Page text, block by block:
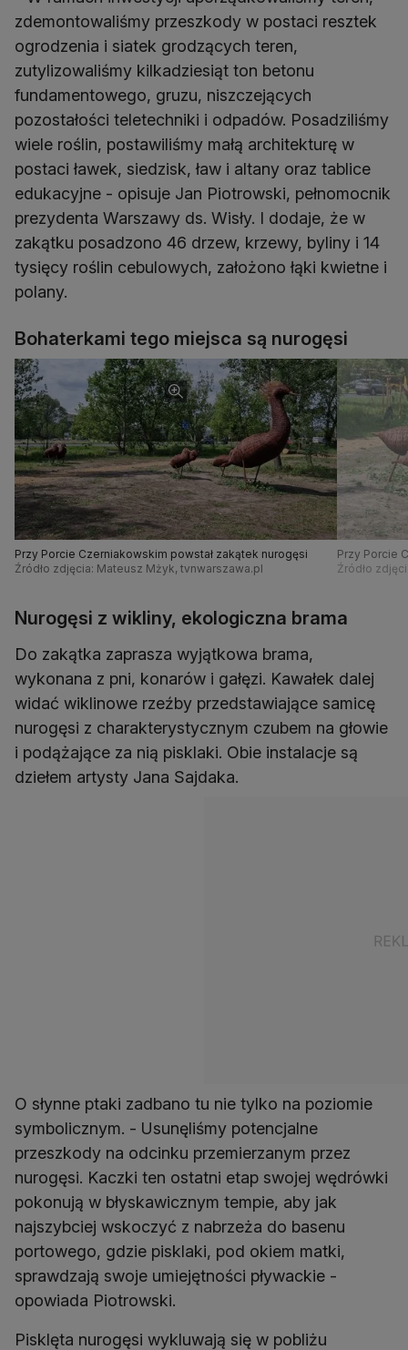
zdemontowaliśmy przeszkody w postaci resztek
ogrodzenia i siatek grodzących teren,
zutylizowaliśmy kilkadziesiąt ton betonu
fundamentowego, gruzu, niszczejących
pozostałości teletechniki i odpadów. Posadziliśmy
wiele roślin, postawiliśmy małą architekturę w
postaci ławek, siedzisk, ław i altany oraz tablice
edukacyjne - opisuje Jan Piotrowski, pełnomocnik
prezydenta Warszawy ds. Wisły. I dodaje, że w
zakątku posadzono 46 drzew, krzewy, byliny i 14
tysięcy roślin cebulowych, założono łąki kwietne i
polany.
Bohaterkami tego miejsca są nurogęsi
Przy Porcie Czerniakowskim powstał zakątek nurogęsi
Źródło zdjęcia: Mateusz Mżyk, tvnwarszawa.pl
Przy Porcie
Źródło
Nurogęsi z wikliny, ekologiczna brama
Do zakątka zaprasza wyjątkowa brama,
wykonana z pni, konarów i gałęzi. Kawałek dalej
widać wiklinowe rzeźby przedstawiające samicę
nurogęsi z charakterystycznym czubem na głowie
i podążające za nią pisklaki. Obie instalacje są
dziełem artysty Jana Sajdaka.
O słynne ptaki zadbano tu nie tylko na poziomie
symbolicznym. - Usunęliśmy potencjalne
przeszkody na odcinku przemierzanym przez
nurogęsi. Kaczki ten ostatni etap swojej wędrówki
pokonują w błyskawicznym tempie, aby jak
najszybciej wskoczyć z nabrzeża do basenu
portowego, gdzie pisklaki, pod okiem matki,
sprawdzają swoje umiejętności pływackie -
opowiada Piotrowski.
Pisklęta nurogęsi wykluwają się w pobliżu